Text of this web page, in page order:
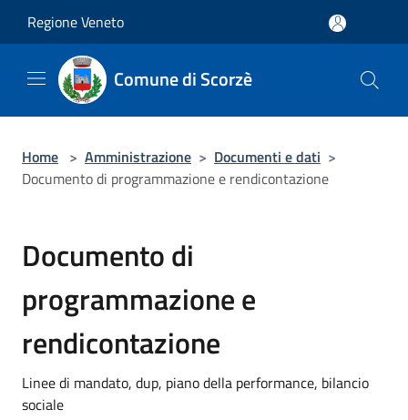
Regione Veneto
Comune di Scorzè
Home > Amministrazione > Documenti e dati >
Documento di programmazione e rendicontazione
Documento di
programmazione e
rendicontazione
Linee di mandato, dup, piano della performance, bilancio
sociale